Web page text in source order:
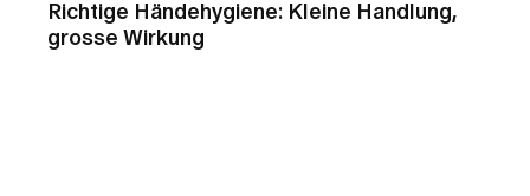
Richtige Händehygiene: Kleine Handlung,
grosse Wirkung